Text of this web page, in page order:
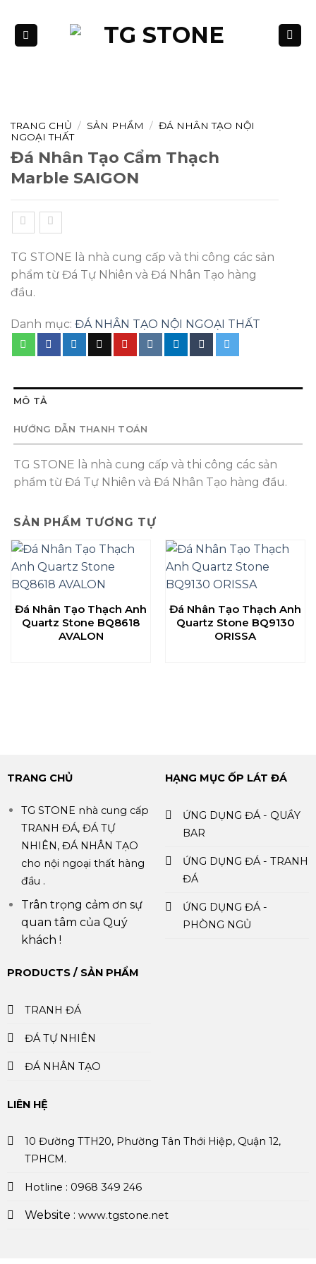
qua
nội
TRANG CHỦ / SẢN PHẨM / ĐÁ NHÂN TẠO NỘI
NGOẠI THẤT
Đá Nhân Tạo Cẩm Thạch
Marble SAIGON
TG STONE là nhà cung cấp và thi công các sản
phẩm từ Đá Tự Nhiên và Đá Nhân Tạo hàng
đầu.
Danh mục: ĐÁ NHÂN TẠO NỘI NGOẠI THẤT
MÔ TẢ
HƯỚNG DẪN THANH TOÁN
TG STONE là nhà cung cấp và thi công các sản
phẩm từ Đá Tự Nhiên và Đá Nhân Tạo hàng đầu.
SẢN PHẨM TƯƠNG TỰ
Đá Nhân Tạo Thạch Anh
Quartz Stone BQ8618
AVALON
Đá Nhân Tạo Thạch Anh
Quartz Stone BQ9130
ORISSA
TRANG CHỦ
TG STONE nhà cung cấp
TRANH ĐÁ, ĐÁ TỰ
NHIÊN, ĐÁ NHÂN TẠO
cho nội ngoại thất hàng
đầu .
Trân trọng cảm ơn sự
quan tâm của Quý
khách !
HẠNG MỤC ỐP LÁT ĐÁ
ỨNG DỤNG ĐÁ - QUẦY
BAR
ỨNG DỤNG ĐÁ - TRANH
ĐÁ
ỨNG DỤNG ĐÁ -
PHÒNG NGỦ
PRODUCTS / SẢN PHẨM
TRANH ĐÁ
ĐÁ TỰ NHIÊN
ĐÁ NHÂN TẠO
LIÊN HỆ
10 Đường TTH20, Phường Tân Thới Hiệp, Quận 12,
TPHCM.
Hotline : 0968 349 246
Website : www.tgstone.net